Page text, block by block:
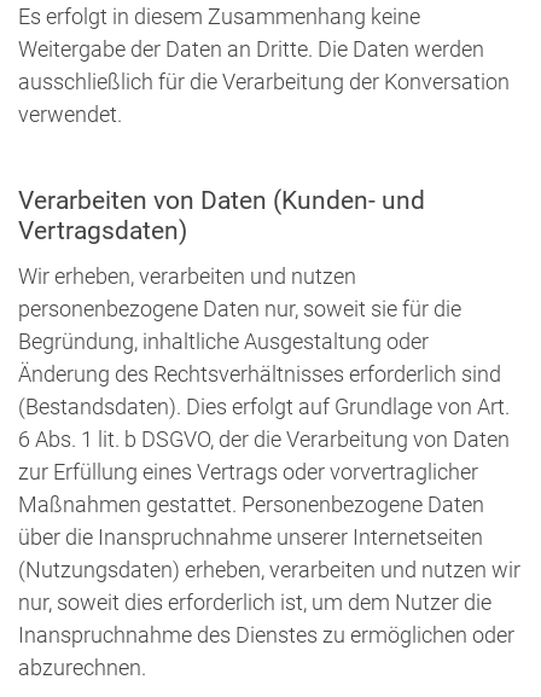
Es erfolgt in diesem Zusammenhang keine
Weitergabe der Daten an Dritte. Die Daten werden
ausschließlich für die Verarbeitung der Konversation
verwendet.
Verarbeiten von Daten (Kunden- und
Vertragsdaten)
Wir erheben, verarbeiten und nutzen
personenbezogene Daten nur, soweit sie für die
Begründung, inhaltliche Ausgestaltung oder
Änderung des Rechtsverhältnisses erforderlich sind
(Bestandsdaten). Dies erfolgt auf Grundlage von Art.
6 Abs. 1 lit. b DSGVO, der die Verarbeitung von Daten
zur Erfüllung eines Vertrags oder vorvertraglicher
Maßnahmen gestattet. Personenbezogene Daten
über die Inanspruchnahme unserer Internetseiten
(Nutzungsdaten) erheben, verarbeiten und nutzen wir
nur, soweit dies erforderlich ist, um dem Nutzer die
Inanspruchnahme des Dienstes zu ermöglichen oder
abzurechnen.